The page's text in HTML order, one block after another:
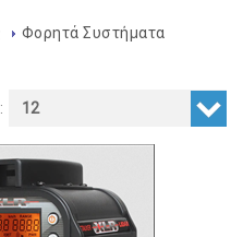
Φορητά Συστήματα